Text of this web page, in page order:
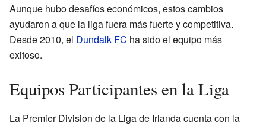
Aunque hubo desafíos económicos, estos cambios
ayudaron a que la liga fuera más fuerte y competitiva.
Desde 2010, el Dundalk FC ha sido el equipo más
exitoso.
Equipos Participantes en la Liga
La Premier Division de la Liga de Irlanda cuenta con la